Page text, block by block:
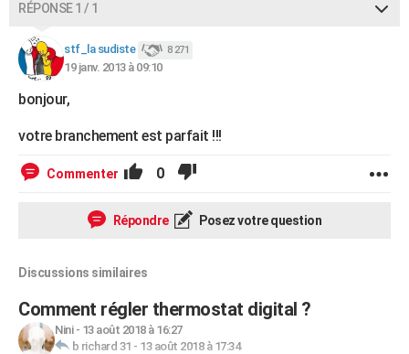
Dictionnaire
Biographies
Citations
Expressions
Proverbes
PROGRAMME TV
COPAINS D'AVANT
S'inscrire
Se connecter
Lycées
Collèges
Primaires
Universités
Entreprises
Service militaire
Avis de recherche
RÉPONSE 1 / 1
stf_la sudiste 8 271
19 janv. 2013 à 09:10
bonjour,
votre branchement est parfait !!!
Commenter 0
Répondre Posez votre question
Discussions similaires
Comment régler thermostat digital ?
Nini- 13 août 2018 à 16:27
b richard 31 - 13 août 2018 à 17:34